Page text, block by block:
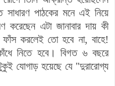
পাঠকের মনে এই নিয়ে
এটা জানাবার দায় কী
করলেই তো হবে না, বাহে!
নিতে হবে। বিগত ৬ বছরে
যোগাড় হয়েছে যে "দুরারোগ্য